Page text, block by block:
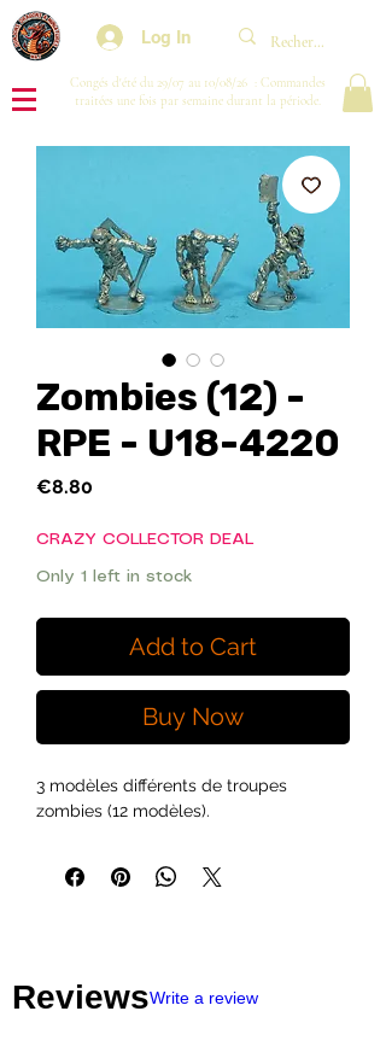
Log In
Congés d'été du 29/07 au 10/08/26 : Commandes
traitées une fois par semaine durant la période.
Zombies (12) -
RPE - U18-4220
€8.80
CRAZY COLLECTOR DEAL
Only 1 left in stock
Add to Cart
Buy Now
3 modèles différents de troupes
zombies (12 modèles).
ReviewsWrite a review